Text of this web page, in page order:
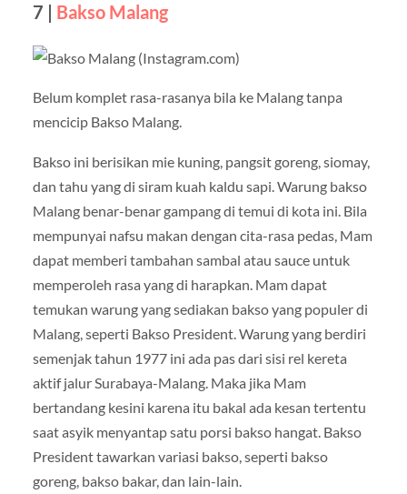
7 | Bakso Malang
Belum komplet rasa-rasanya bila ke Malang tanpa
mencicip Bakso Malang.
Bakso ini berisikan mie kuning, pangsit goreng, siomay,
dan tahu yang di siram kuah kaldu sapi. Warung bakso
Malang benar-benar gampang di temui di kota ini. Bila
mempunyai nafsu makan dengan cita-rasa pedas, Mam
dapat memberi tambahan sambal atau sauce untuk
memperoleh rasa yang di harapkan. Mam dapat
temukan warung yang sediakan bakso yang populer di
Malang, seperti Bakso President. Warung yang berdiri
semenjak tahun 1977 ini ada pas dari sisi rel kereta
aktif jalur Surabaya-Malang. Maka jika Mam
bertandang kesini karena itu bakal ada kesan tertentu
saat asyik menyantap satu porsi bakso hangat. Bakso
President tawarkan variasi bakso, seperti bakso
goreng, bakso bakar, dan lain-lain.